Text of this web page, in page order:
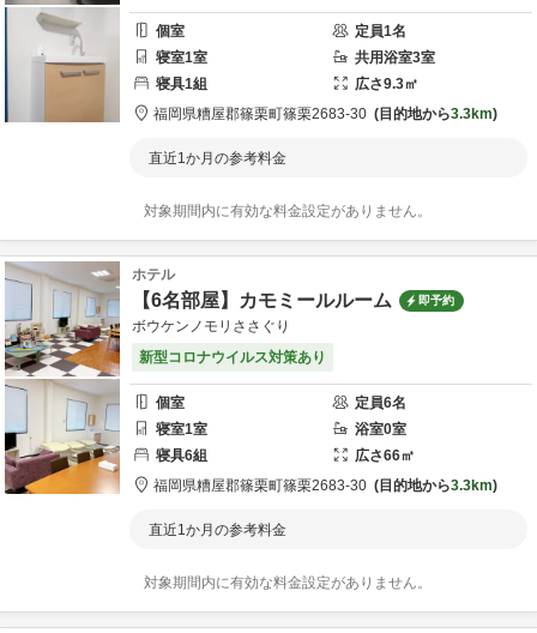
個室 定員1名
寝室1室 共用浴室3室
寝具1組 広さ9.3㎡
福岡県糟屋郡篠栗町篠栗2683-30 目的地から3.3km
直近1か月の参考料金
対象期間内に有効な料金設定がありません。
ホテル
【6名部屋】カモミールルーム 即予約
ボウケンノモリささぐり
新型コロナウイルス対策あり
個室 定員6名
寝室1室 浴室0室
寝具6組 広さ66㎡
福岡県糟屋郡篠栗町篠栗2683-30 目的地から3.3km
直近1か月の参考料金
対象期間内に有効な料金設定がありません。